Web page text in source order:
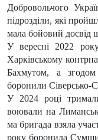
Добровольчого
підрозділи, які
мала бойовий досвід
У вересні 2022
Харківському
Бахмутом, а згодом
боронили Сіверсько-
У 2024 році
воювали на
ма бригада взяла
року боронила